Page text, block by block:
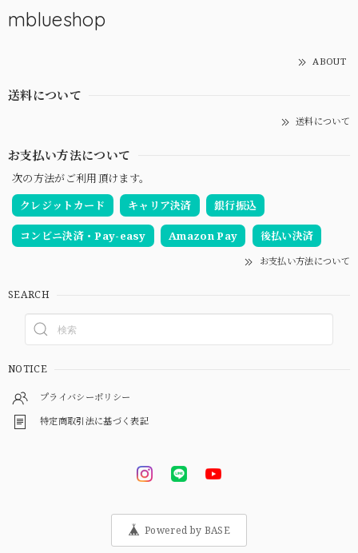
mblueshop
ABOUT
送料について
送料について
お支払い方法について
次の方法がご利用頂けます。
クレジットカード
キャリア決済 銀行振込
コンビニ決済・Pay-easy Amazon Pay 後払い決済
お支払い方法について
SEARCH
NOTICE
プライバシーポリシー
特定商取引法に基づく表記
Powered by BASE